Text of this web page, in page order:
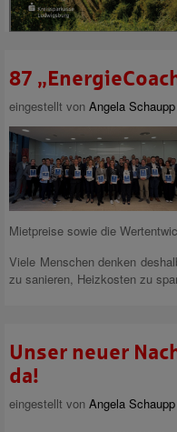
87
eingestellt von Angela Schaupp
Mietpreise sowie die
Viele Menschen denken
zu sanieren, Heizkosten zu
Unser neuer
da!
eingestellt von Angela Schaupp